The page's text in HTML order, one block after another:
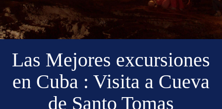
Las Mejores excursiones
en Cuba : Visita a Cueva
de Santo Tomas